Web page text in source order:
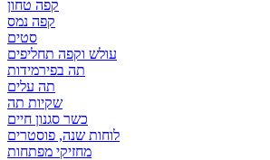
קפה טחון
קפה נמס
סטים
עולש וקפה תחליפים
תה בפירמידות
תה עלים
שקיות תה
כשר סגנון חיים
לוחות שנה, פוסטרים
מחזיקי מפתחות